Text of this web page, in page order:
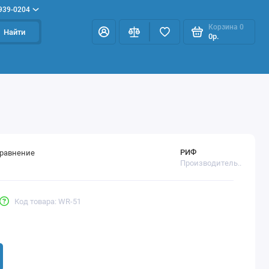
0204
Найти
Корзина 0
0р.
Код товара: WR-51
РИФ
Производитель..